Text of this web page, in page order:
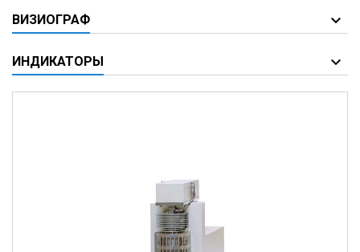
ВИЗИОГРАФ
ИНДИКАТОРЫ